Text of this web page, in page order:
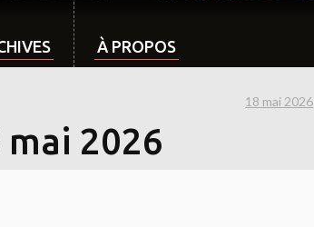
À PROPOS
18 mai 2026
2026